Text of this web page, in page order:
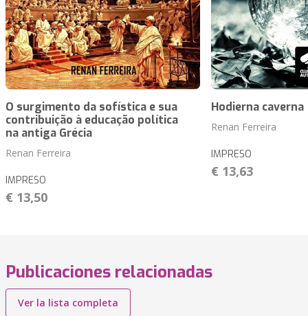
O surgimento da sofística e sua
contribuição à educação política
na antiga Grécia
Renan Ferreira
IMPRESO
€ 13,50
Hodierna caverna
Renan Ferreira
IMPRESO
€ 13,63
Publicaciones relacionadas
Ver la lista completa